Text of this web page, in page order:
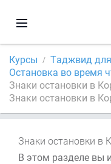
Курсы
Таджвид
Остановка во время
Знаки остановки в
Знаки остановки в
Знаки остановки в
В этом разделе вы